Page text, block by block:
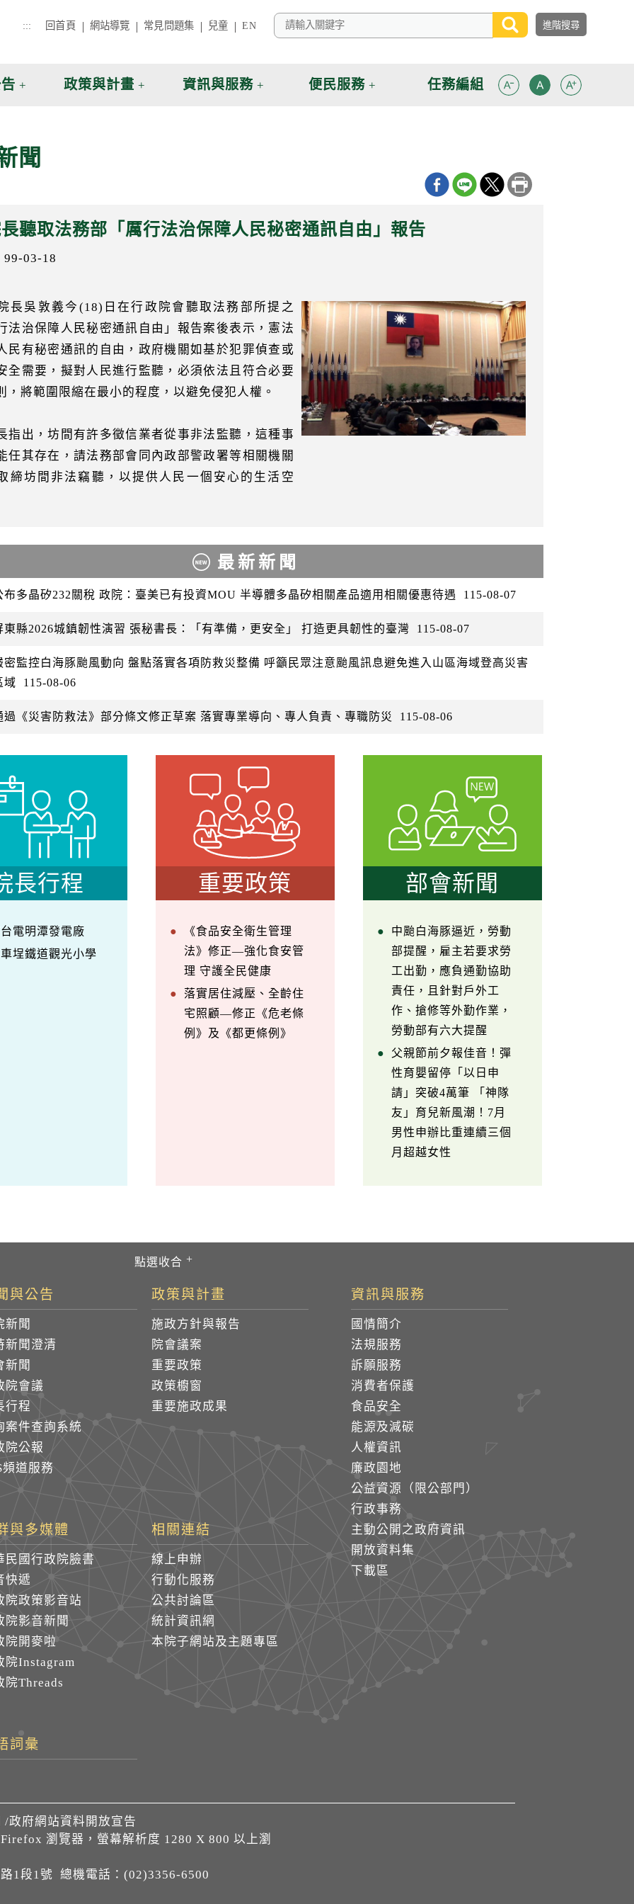
::: 回首頁 網站導覽 常見問題集 兒童 EN
政策與計畫 資訊與服務 便民服務 任務編組
聞
聽取法務部「厲行法治保障人民秘密通訊自由」報告
99-03-18
長吳敦義今(18)日在行政院會聽取法務部所提之
法治保障人民秘密通訊自由」報告案後表示，憲法
民有秘密通訊的自由，政府機關如基於犯罪偵查或
全需要，擬對人民進行監聽，必須依法且符合必要
，將範圍限縮在最小的程度，以避免侵犯人權。
指出，坊間有許多徵信業者從事非法監聽，這種事
任其存在，請法務部會同內政部警政署等相關機關
締坊間非法竊聽，以提供人民一個安心的生活空
最新新聞
布多晶矽232關稅 政院：臺美已有投資MOU 半導體多晶矽相關產品適用相關優惠待遇 115-08-07
東縣2026城鎮韌性演習 張秘書長：「有準備，更安全」 打造更具韌性的臺灣 115-08-07
密監控白海豚颱風動向 盤點落實各項防救災整備 呼籲民眾注意颱風訊息避免進入山區海域登高災害
域
115-08-06
過《災害防救法》部分條文修正草案 落實專業導向、專人負責、專職防災 115-08-06
長行程
電明潭發電廠
埕鐵道觀光小學
重要政策
《食品安全衛生管理
法》修正—強化食安管
理 守護全民健康
落實居住減壓、全齡住
宅照顧—修正《危老條
例》及《都更條例》
部會新聞
中颱白海豚逼近，勞動
部提醒，雇主若要求勞
工出勤，應負通勤協助
責任，且針對戶外工
作、搶修等外勤作業，
勞動部有六大提醒
父親節前夕報佳音！彈
性育嬰留停「以日申
請」突破4萬筆 「神隊
友」育兒新風潮！7月
男性申辦比重連續三個
月超越女性
與公告
新聞
新聞澄清
新聞
院會議
行程
案件查詢系統
院公報
頻道服務
政策與計畫
施政方針與報告
院會議案
重要政策
政策櫥窗
重要施政成果
資訊與服務
國情簡介
法規服務
訴願服務
消費者保護
食品安全
能源及減碳
人權資訊
廉政園地
公益資源（限公部門）
行政事務
主動公開之政府資訊
開放資料集
下載區
與多媒體
民國行政院臉書
快遞
院政策影音站
院影音新聞
院開麥啦
院Instagram
院Threads
相關連結
線上申辦
行動化服務
公共討論區
統計資訊網
本院子網站及主題專區
詞彙
/政府網站資料開放宣告
瀏覽器，螢幕解析度 1280 X 800 以上瀏
1段1號 總機電話：(02)3356-6500